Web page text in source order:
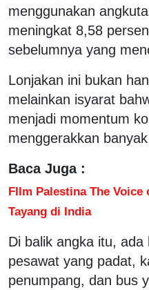
menggunakan
meningkat 8,58
sebelumnya yang
Lonjakan ini bukan
melainkan isyarat
menjadi momentum
menggerakkan
Baca Juga :
FIlm Palestina The
Tayang di India
Di balik angka itu,
pesawat yang padat,
penumpang, dan bus